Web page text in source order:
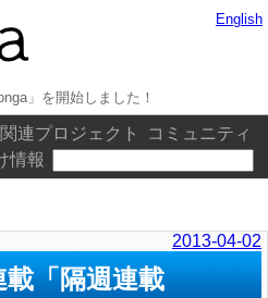
」を開始しました！
関連プロジェクト
コミュニティ
情報
English
2013-04-02
「隔週連載